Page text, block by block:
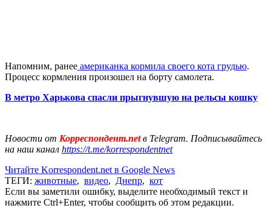
Напомним, ранее американка кормила своего кота грудью.
Процесс кормления произошел на борту самолета.
В метро Харькова спасли прыгнувшую на рельсы кошку
Новости от Корреспондент.netв Telegram. Подписывайтесь
на наш канал https://t.me/korrespondentnet
Читайте Korrespondent.net в Google News
ТЕГИ: животные, видео, Днепр, кот
Если вы заметили ошибку, выделите необходимый текст и
нажмите Ctrl+Enter, чтобы сообщить об этом редакции.